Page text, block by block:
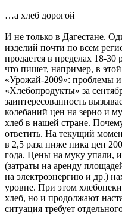
…а хлеб дорогой
И не только в Дагестане.
изделий почти по всем
продается в пределах 18-
что пишет, например, в
«Урожай-2009»: проблемы
«Хлебопродукты» за
заинтересованность
колебаний цен на зерно и
хлеб в нашей стране.
ответить. На текущий
в 2,5 раза ниже пика цен
года. Цены на муку упали, и
(затраты на аренду
на электроэнергию и др.)
уровне. При этом
хлеб, но и продолжают
ситуация требует